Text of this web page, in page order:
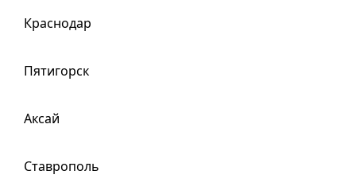
Краснодар
Пятигорск
Аксай
Ставрополь